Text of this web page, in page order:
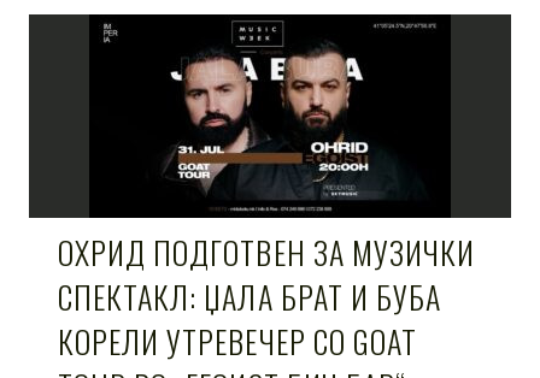
ОХРИД ПОДГОТВЕН ЗА МУЗИЧКИ
СПЕКТАКЛ: ЏАЛА БРАТ И БУБА
КОРЕЛИ УТРЕВЕЧЕР СО GOAT